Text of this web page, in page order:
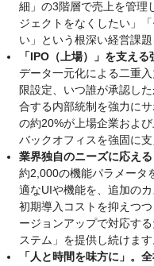
細」の3階層で売上を管理
ジェクトをなくしたい」
い」という根深い経営課題
「IPO（上場）」を支え
データ一元化による二重
限設定、いつ誰が承認し
合する内部統制を強力に
の約20%が上場企業およ
バックオフィスを強固に支
業界独自のニーズに応える
約2,000の機能パラメータ
適なUIや機能を、追加の
初期導入コストを抑えつ
ージョンアップで対応す
ステム」を提供し続けます
「人と時間を味方に」。